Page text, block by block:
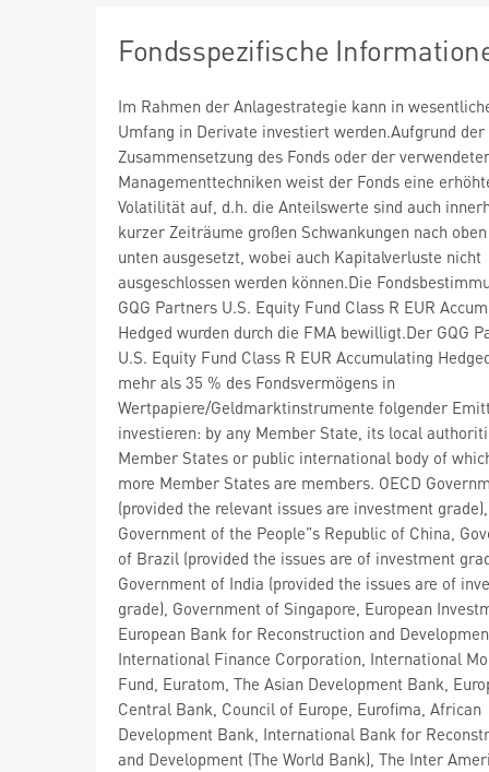
Fondsspezifische
Im Rahmen der Anlagestrategie kann in
Umfang in Derivate investiert werden.Aufgrund der
Zusammensetzung des Fonds oder der
Managementtechniken weist der Fonds eine
Volatilität auf, d.h. die Anteilswerte sind auch
kurzer Zeiträume großen Schwankungen nach
unten ausgesetzt, wobei auch Kapitalverluste nicht
ausgeschlossen werden können.Die
GQG Partners U.S. Equity Fund Class R EUR
Hedged wurden durch die FMA bewilligt.Der GQG
U.S. Equity Fund Class R EUR Accumulating
mehr als 35 % des Fondsvermögens in
Wertpapiere/Geldmarktinstrumente folgender
investieren: by any Member State, its local
Member States or public international body of
more Member States are members. OECD
(provided the relevant issues are investment grade),
Government of the People"s Republic of China,
of Brazil (provided the issues are of investment
Government of India (provided the issues are of
grade), Government of Singapore, European
European Bank for Reconstruction and
International Finance Corporation, International
Fund, Euratom, The Asian Development Bank,
Central Bank, Council of Europe, Eurofima, African
Development Bank, International Bank for
and Development (The World Bank), The Inter